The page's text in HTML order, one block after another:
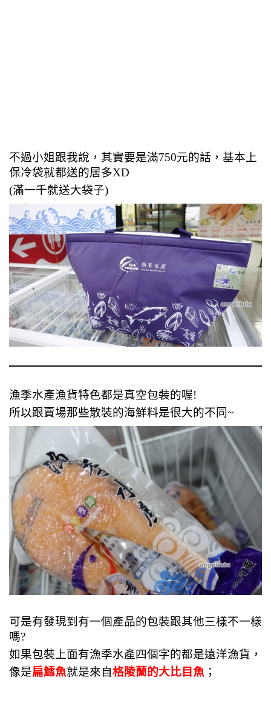
不過小姐跟我說，其實要是滿750元的話，基本上
保冷袋就都送的居多XD
(滿一千就送大袋子)
漁季水產漁貨特色都是真空包裝的喔!
所以跟賣場那些散裝的海鮮料是很大的不同~
可是有發現到有一個產品的包裝跟其他三樣不一樣
嗎?
如果包裝上面有漁季水產四個字的都是遠洋漁貨，
像是扁鱈魚就是來自格陵蘭的大比目魚 ；